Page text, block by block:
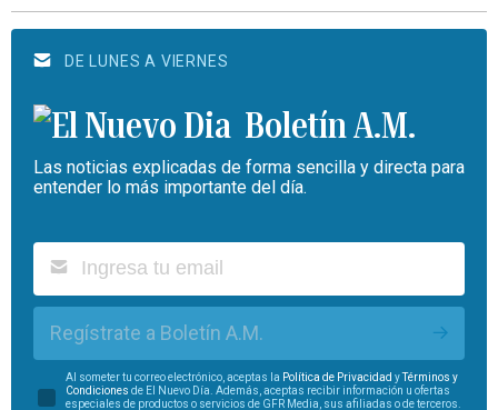
DE LUNES A VIERNES
Boletín A.M.
Las noticias explicadas de forma sencilla y directa para
entender lo más importante del día.
Regístrate a Boletín A.M.
Al someter tu correo electrónico, aceptas la Política de Privacidad yTérminos y
Condiciones de El Nuevo Día. Además, aceptas recibir información u ofertas
especiales de productos o servicios de GFR Media, sus afiliadas o de terceros.